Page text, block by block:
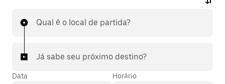
Qual é o local de partida?
Já sabe seu próximo destino?
Data Horário